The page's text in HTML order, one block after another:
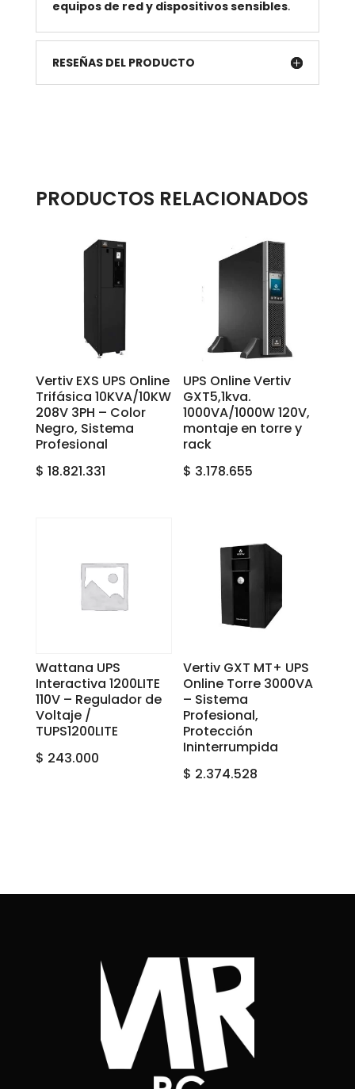
equipos de red y dispositivos sensibles.
RESEÑAS DEL PRODUCTO
PRODUCTOS RELACIONADOS
Vertiv EXS UPS Online
Trifásica 10KVA/10KW
208V 3PH – Color
Negro, Sistema
Profesional
$ 18.821.331
UPS Online Vertiv
GXT5,1kva.
1000VA/1000W 120V,
montaje en torre y
rack
$ 3.178.655
Wattana UPS
Interactiva 1200LITE
110V – Regulador de
Voltaje /
TUPS1200LITE
$ 243.000
Vertiv GXT MT+ UPS
Online Torre 3000VA
– Sistema
Profesional,
Protección
Ininterrumpida
$ 2.374.528